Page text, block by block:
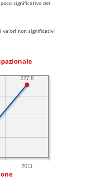
significativo del
valori non significativi
2011
227.8